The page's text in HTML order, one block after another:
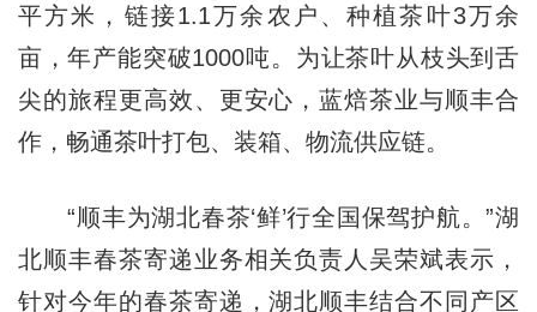
平方米，链接1.1万余农户、种植茶叶3万余
亩，年产能突破1000吨。为让茶叶从枝头到舌
尖的旅程更高效、更安心，蓝焙茶业与顺丰合
作，畅通茶叶打包、装箱、物流供应链。
“顺丰为湖北春茶‘鲜’行全国保驾护航。”湖
北顺丰春茶寄递业务相关负责人吴荣斌表示，
针对今年的春茶寄递，湖北顺丰结合不同产区